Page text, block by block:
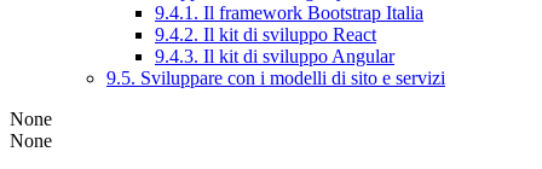
9.4.1. Il framework Bootstrap Italia
9.4.2. Il kit di sviluppo React
9.4.3. Il kit di sviluppo Angular
9.5. Sviluppare con i modelli di sito e servizi
None
None